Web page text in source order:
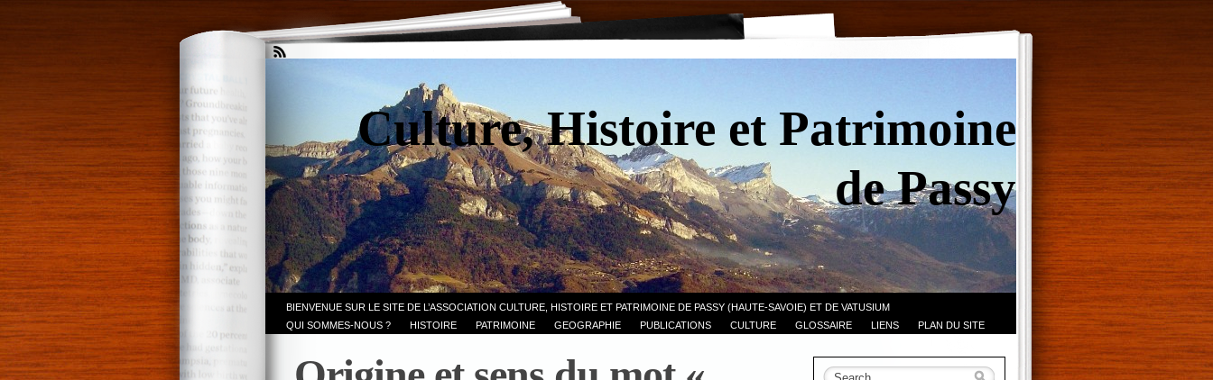
Culture, Histoire et Patrimoine
de Passy
BIENVENUE SUR LE SITE DE L’ASSOCIATION CULTURE, HISTOIRE ET PATRIMOINE DE PASSY (HAUTE-SAVOIE) ET DE VATUSIUM
QUI SOMMES-NOUS ?
HISTOIRE PATRIMOINE GEOGRAPHIE PUBLICATIONS CULTURE GLOSSAIRE LIENS PLAN DU SITE